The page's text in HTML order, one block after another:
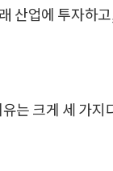
산업에 투자하
는 크게 세 가지